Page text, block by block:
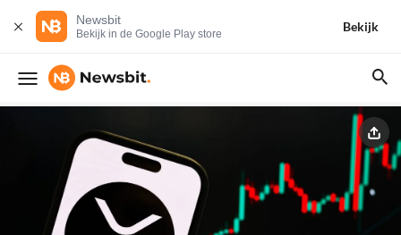
Newsbit
Bekijk in de Google Play store
Bekijk